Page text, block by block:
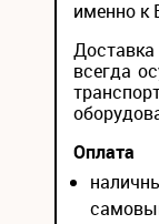
именно к
всегда
Оплата